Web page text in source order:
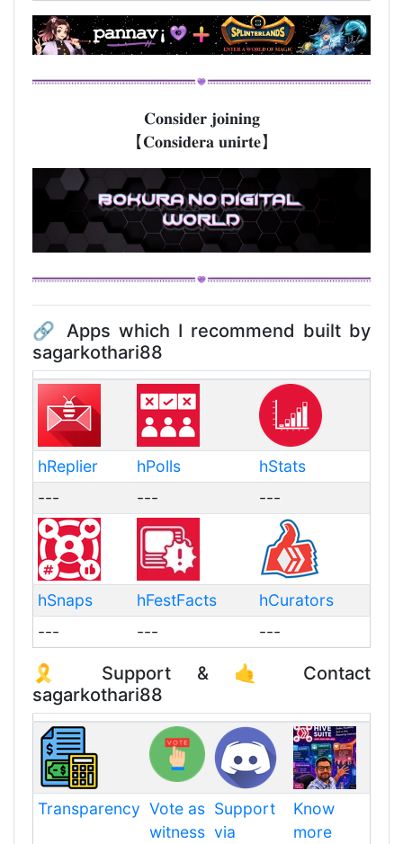
𝐂𝐨𝐧𝐬𝐢𝐝𝐞𝐫 𝐣𝐨𝐢𝐧𝐢𝐧𝐠
【𝐂𝐨𝐧𝐬𝐢𝐝𝐞𝐫𝐚 𝐮𝐧𝐢𝐫𝐭𝐞】
🔗 Apps which I recommend built by
sagarkothari88
hReplier hPolls
hStats
---
--- ---
hSnaps hFestFacts
hCurators
---
--- ---
🎗️ Support & 🤙 Contact
sagarkothari88
Transparency Vote as
witness
Support
via
Know
more